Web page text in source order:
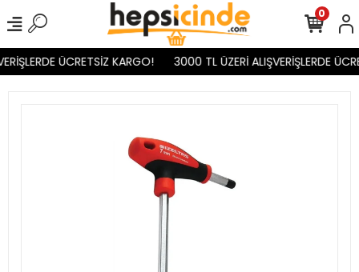
ÜCRETSİZ KARGO! 3000 TL ÜZERİ ALIŞVERİŞLERDE
0